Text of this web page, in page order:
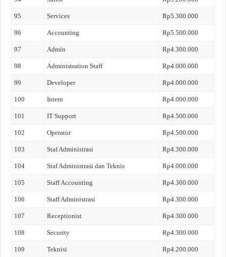
95 Services Rp5.300.000
96 Accounting Rp5.500.000
97 Admin Rp4.300.000
98 Administration Staff Rp4.000.000
99 Developer Rp4.000.000
100 Intern Rp4.000.000
101 IT Support Rp4.500.000
102 Operator Rp4.500.000
103 Staf Administrasi Rp4.300.000
104 Staf Administrasi dan Teknis Rp4.000.000
105 Staff Accounting Rp4.300.000
106 Staff Administrasi Rp4.300.000
107 Receptionist Rp4.300.000
108 Security Rp4.300.000
109 Teknisi Rp4.200.000